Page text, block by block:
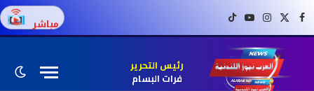
فيسبوكX (Twitter)
إنستغراميوتيوبتيك توك مباشر
رئيس التحرير
فرات البسام